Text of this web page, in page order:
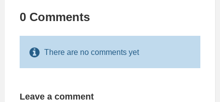
0 Comments
There are no comments yet
Leave a comment